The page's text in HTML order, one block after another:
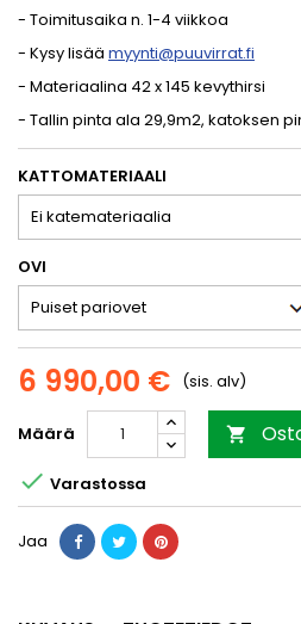
- Toimitusaika n. 1-4 viikkoa
- Kysy lisää myynti@puuvirrat.fi
- Materiaalina 42 x 145 kevythirsi
- Tallin pinta ala 29,9m2, katoksen
KATTOMATERIAALI
OVI
6 990,00 € (sis. alv)
Määrä 
 Varastossa
Jaa